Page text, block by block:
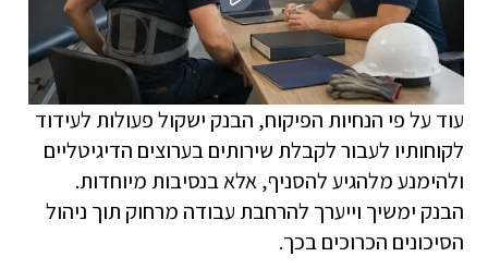
עוד על פי הנחיות הפיקוח, הבנק ישקול פעולות לעידוד
לקוחותיו לעבור לקבלת שירותים בערוצים הדיגיטליים
ולהימנע מלהגיע להסניף, אלא בנסיבות מיוחדות.
הבנק ימשיך וייערך להרחבת עבודה מרחוק תוך ניהול
הסיכונים הכרוכים בכך.